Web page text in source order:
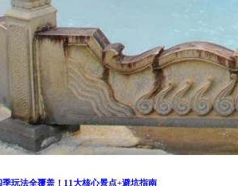
玩法全覆盖！11大核心景点+避坑指南